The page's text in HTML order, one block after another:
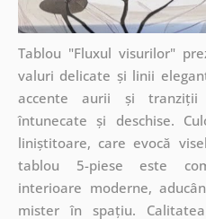
Tablou "Fluxul visurilor"
valuri delicate și linii
accente aurii și tranziții
întunecate și deschise.
liniștitoare, care evocă
tablou 5-piese este
interioare moderne,
mister în spațiu.